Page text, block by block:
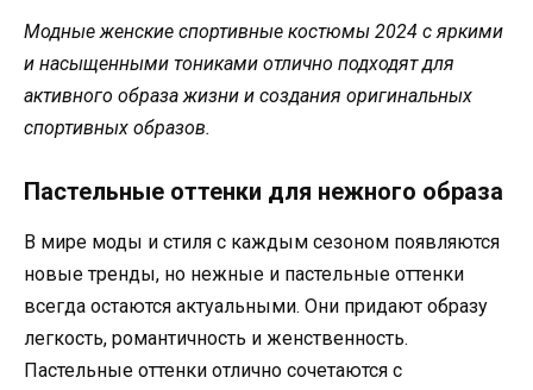
Модные женские спортивные костюмы 2024 с яркими
и насыщенными тониками отлично подходят для
активного образа жизни и создания оригинальных
спортивных образов.
Пастельные оттенки для нежного образа
В мире моды и стиля с каждым сезоном появляются
новые тренды, но нежные и пастельные оттенки
всегда остаются актуальными. Они придают образу
легкость, романтичность и женственность.
Пастельные оттенки отлично сочетаются с